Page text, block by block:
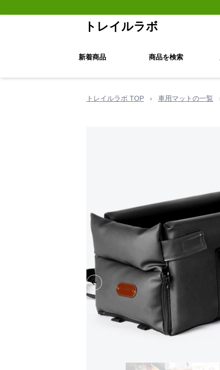
トレイルラボ
新着商品 商品を検索
トレイルラボ TOP › 車用マットの一覧
Previous slide